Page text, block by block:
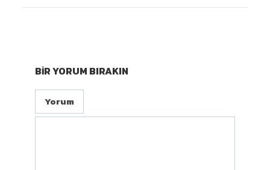
BIR YORUM BIRAKIN
Yorum